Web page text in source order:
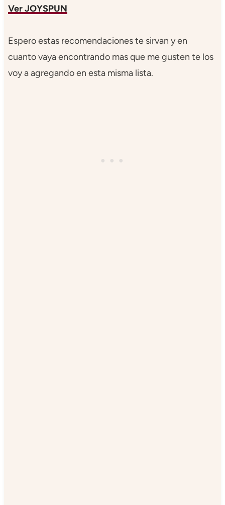
Ver JOYSPUN
Espero estas recomendaciones te sirvan y en
cuanto vaya encontrando mas que me gusten te los
voy a agregando en esta misma lista.